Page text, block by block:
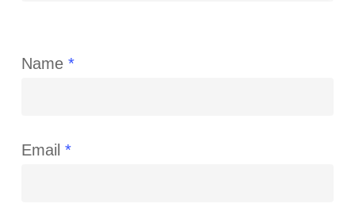
Name *
Email *